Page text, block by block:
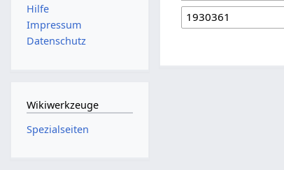
Hilfe
Impressum
Datenschutz
Wikiwerkzeuge
Spezialseiten